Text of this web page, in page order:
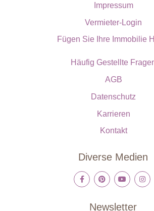
Impressum
Vermieter-Login
Fügen Sie Ihre Immobilie
Häufig Gestellte
AGB
Datenschutz
Karrieren
Kontakt
Diverse Medien
Newsletter